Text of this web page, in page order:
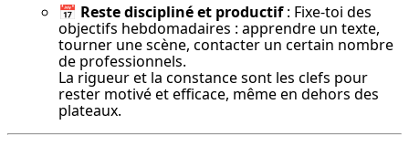
📅 Reste discipliné et productif : Fixe-toi des
objectifs hebdomadaires : apprendre un texte,
tourner une scène, contacter un certain nombre
de professionnels.
La rigueur et la constance sont les clefs pour
rester motivé et efficace, même en dehors des
plateaux.